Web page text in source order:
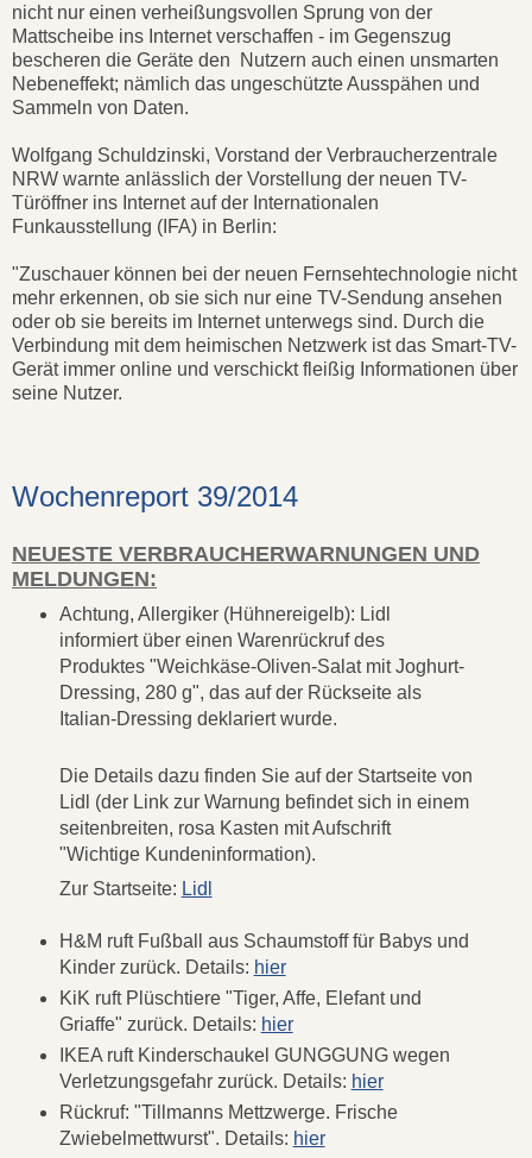
nicht nur einen verheißungsvollen Sprung von der
Mattscheibe ins Internet verschaffen - im Gegenszug
bescheren die Geräte den Nutzern auch einen unsmarten
Nebeneffekt; nämlich das ungeschützte Ausspähen und
Sammeln von Daten.
Wolfgang Schuldzinski, Vorstand der Verbraucherzentrale
NRW warnte anlässlich der Vorstellung der neuen TV-
Türöffner ins Internet auf der Internationalen
Funkausstellung (IFA) in Berlin:
"Zuschauer können bei der neuen Fernsehtechnologie nicht
mehr erkennen, ob sie sich nur eine TV-Sendung ansehen
oder ob sie bereits im Internet unterwegs sind. Durch die
Verbindung mit dem heimischen Netzwerk ist das Smart-TV-
Gerät immer online und verschickt fleißig Informationen über
seine Nutzer.
Wochenreport 39/2014
NEUESTE VERBRAUCHERWARNUNGEN UND
MELDUNGEN:
Achtung, Allergiker (Hühnereigelb): Lidl
informiert über einen Warenrückruf des
Produktes "Weichkäse-Oliven-Salat mit Joghurt-
Dressing, 280 g", das auf der Rückseite als
Italian-Dressing deklariert wurde.
Die Details dazu finden Sie auf der Startseite von
Lidl (der Link zur Warnung befindet sich in einem
seitenbreiten, rosa Kasten mit Aufschrift
"Wichtige Kundeninformation).
Zur Startseite: Lidl
H&M ruft Fußball aus Schaumstoff für Babys und
Kinder zurück. Details: hier
KiK ruft Plüschtiere "Tiger, Affe, Elefant und
Griaffe" zurück. Details: hier
IKEA ruft Kinderschaukel GUNGGUNG wegen
Verletzungsgefahr zurück. Details: hier
Rückruf: "Tillmanns Mettzwerge. Frische
Zwiebelmettwurst". Details: hier